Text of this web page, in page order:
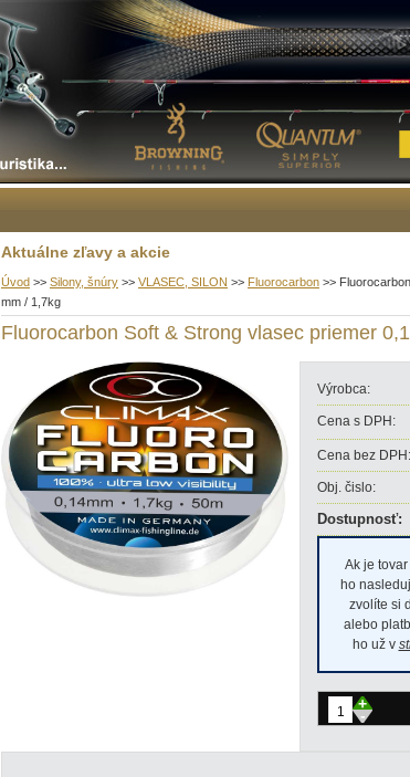
Aktuálne zľavy a akcie
Úvod >> Silony, šnúry >> VLASEC, SILON >> Fluorocarbon >>
mm / 1,7kg
Fluorocarbon Soft & Strong vlasec priemer
Výrobca:
Cena s DPH:
Cena bez DPH:
Obj. čislo:
Dostupnosť:
Ak je tovar
ho
zvolíte si
alebo
ho už v
-
+